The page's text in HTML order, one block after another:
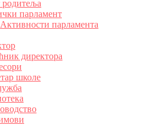
родитеља
парламент
Активности парламента
директора
школе